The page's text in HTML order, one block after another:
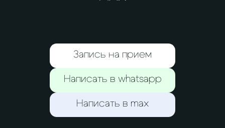
Запись на прием
Написать в whatsapp
Написать в max